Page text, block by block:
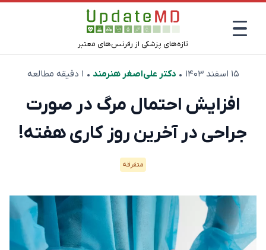
تازه‌های پزشکی از رفرنس‌های معتبر
۱۵ اسفند ۱۴۰۳ •دکتر علی‌اصغر هنرمند • ۱ دقیقه مطالعه
افزایش احتمال مرگ در صورت
جراحی در آخرین روز کاری هفته!
متفرقه